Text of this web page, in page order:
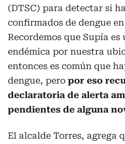
(DTSC) para detectar si
confirmados de dengue
Recordemos que Supía
endémica por nuestra
entonces es común que
dengue, pero por eso
declaratoria de alerta
pendientes de alguna
El alcalde Torres, agrega